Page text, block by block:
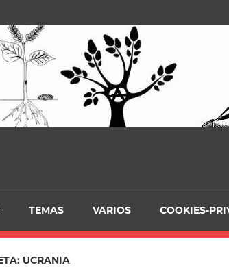
TEMAS VARIOS COOKIES-
UCRANIA